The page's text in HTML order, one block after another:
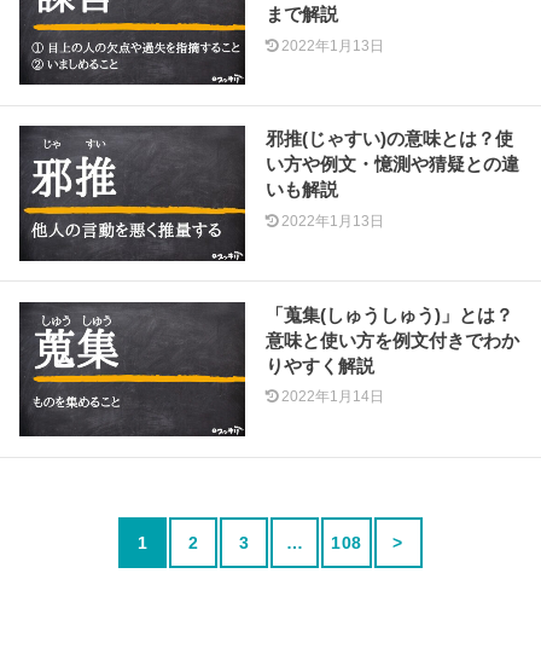
まで解説
2022年1月13日
邪推(じゃすい)の意味とは？使
い方や例文・憶測や猜疑との違
いも解説
2022年1月13日
「蒐集(しゅうしゅう)」とは？
意味と使い方を例文付きでわか
りやすく解説
2022年1月14日
1 2 3 … 108 >